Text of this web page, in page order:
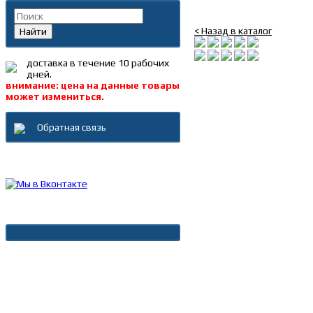
< Назад в каталог
Найти
доставка в течение 10 рабочих
дней.
внимание: цена на данные товары
может измениться.
Обратная связь